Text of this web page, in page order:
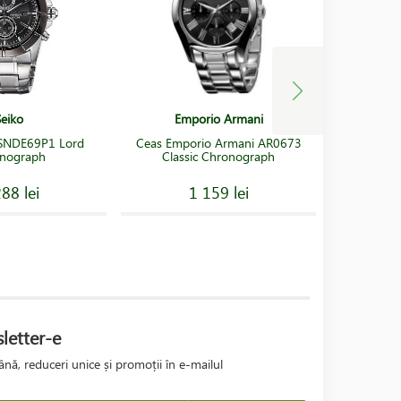
Lord
lei
Emporio Armani
Ceas Emporio Armani AR0673
Classic Chronograph
1 159 lei
e
reduceri unice și promoții în e-mailul